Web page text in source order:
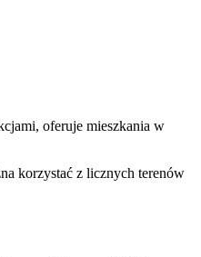
oferuje mieszkania w
korzystać z licznych terenów